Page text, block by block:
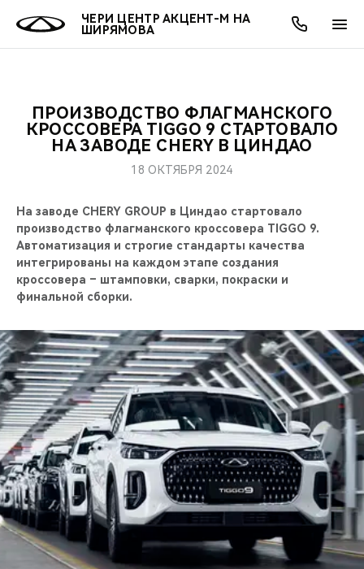
ЧЕРИ ЦЕНТР АКЦЕНТ-М НА
ШИРЯМОВА
МОДЕЛИ
КРОССОВЕРЫ
СЕДАНЫ
ПОКУПАТЕЛЯМ
ВЛАДЕЛЬЦАМ
ПОДДЕРЖКА
CHERY CONNECT
МИР CHERY
CHERY В СОЦСЕТЯХ
ЛЮДИ CHERY
CHERY REMOTE
CHERY И СПОРТ
НАШИ МЕРОПРИЯТИЯ
ВИДЕООБЗОРЫ
CHERY ДЛЯ ДЕТЕЙ
АКЦИИ
ОНЛАЙН СЕРВИСЫ
О КОМПАНИИ
ПРОИЗВОДСТВО ФЛАГМАНСКОГО
КРОССОВЕРА TIGGO 9 СТАРТОВАЛО
НА ЗАВОДЕ CHERY В ЦИНДАО
18 ОКТЯБРЯ 2024
На заводе CHERY GROUP в Циндао стартовало
производство флагманского кроссовера TIGGO 9.
Автоматизация и строгие стандарты качества
интегрированы на каждом этапе создания
кроссовера – штамповки, сварки, покраски и
финальной сборки.